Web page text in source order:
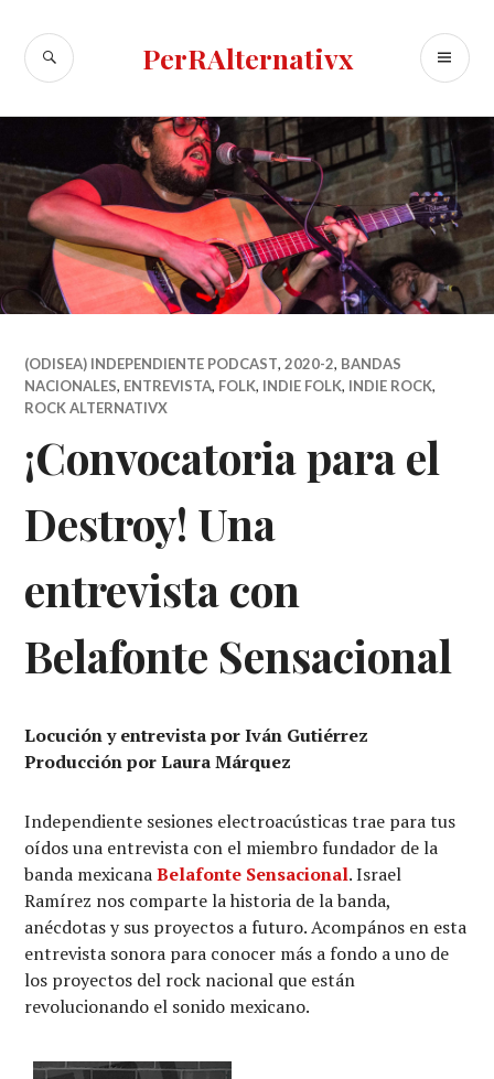
content
PerRAlternativx
SEARCH
(ODISEA) INDEPENDIENTE PODCAST,2020-2, BANDAS
NACIONALES, ENTREVISTA, FOLK, INDIE FOLK, INDIE ROCK,
ROCK ALTERNATIVX
¡Convocatoria para el
Destroy! Una
entrevista con
Belafonte Sensacional
Locución y entrevista por Iván Gutiérrez
Producción por Laura Márquez
Independiente sesiones electroacústicas trae para tus
oídos una entrevista con el miembro fundador de la
banda mexicanaBelafonte Sensacional. Israel
Ramírez nos comparte la historia de la banda,
anécdotas y sus proyectos a futuro. Acompános en esta
entrevista sonora para conocer más a fondo a uno de
los proyectos del rock nacional que están
revolucionando el sonido mexicano.